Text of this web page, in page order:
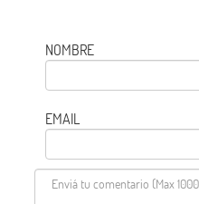
NOMBRE
EMAIL